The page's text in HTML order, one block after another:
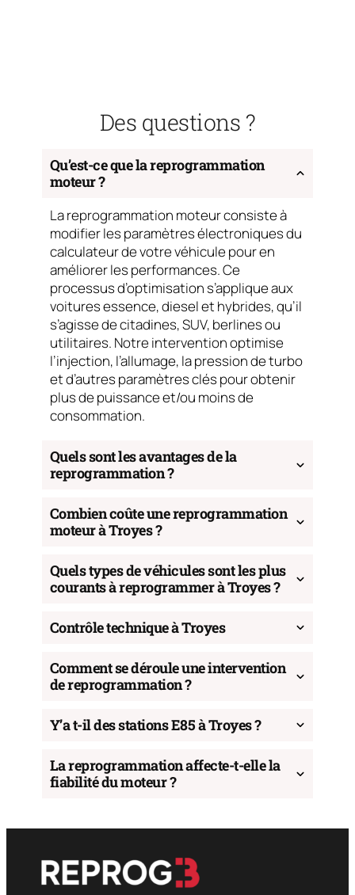
Des questions ?
Qu’est-ce que la reprogrammation
moteur ?
La reprogrammation moteur consiste à
modifier les paramètres électroniques du
calculateur de votre véhicule pour en
améliorer les performances. Ce
processus d’optimisation s’applique aux
voitures essence, diesel et hybrides, qu’il
s’agisse de citadines, SUV, berlines ou
utilitaires. Notre intervention optimise
l’injection, l’allumage, la pression de turbo
et d’autres paramètres clés pour obtenir
plus de puissance et/ou moins de
consommation.
Quels sont les avantages de la
reprogrammation ?
Combien coûte une reprogrammation
moteur à Troyes ?
Quels types de véhicules sont les plus
courants à reprogrammer à Troyes ?
Contrôle technique à Troyes
Comment se déroule une intervention
de reprogrammation ?
Y’a t-il des stations E85 à Troyes ?
La reprogrammation affecte-t-elle la
fiabilité du moteur ?